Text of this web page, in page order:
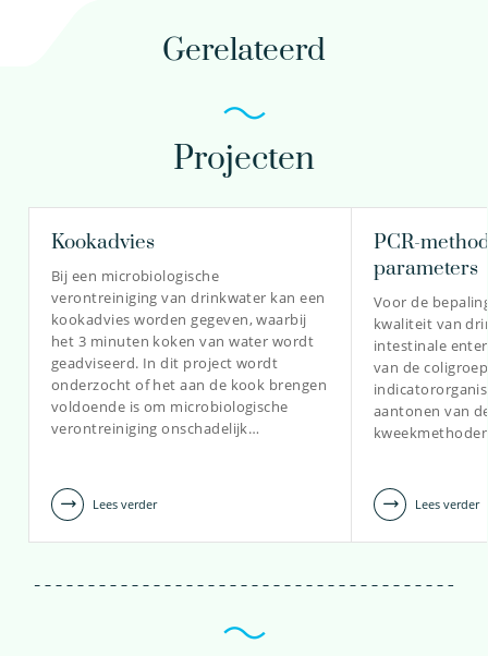
prof.dr. Gertjan Medema
Principal microbiologist
030-6069653
Gertjan.Medema@kwrwater.nl
bekijk profiel
Gerelateerd
Projecten
Kookadvies
Bij een microbiologische
verontreiniging van drinkwater kan een
kookadvies worden gegeven, waarbij
het 3 minuten koken van water wordt
geadviseerd. In dit project wordt
onderzocht of het aan de kook brengen
voldoende is om microbiologische
verontreiniging onschadelijk…
Lees verder
PCR-
parameters
Voor de
kwaliteit van
intestinale
van de
aantonen van
Lees verder